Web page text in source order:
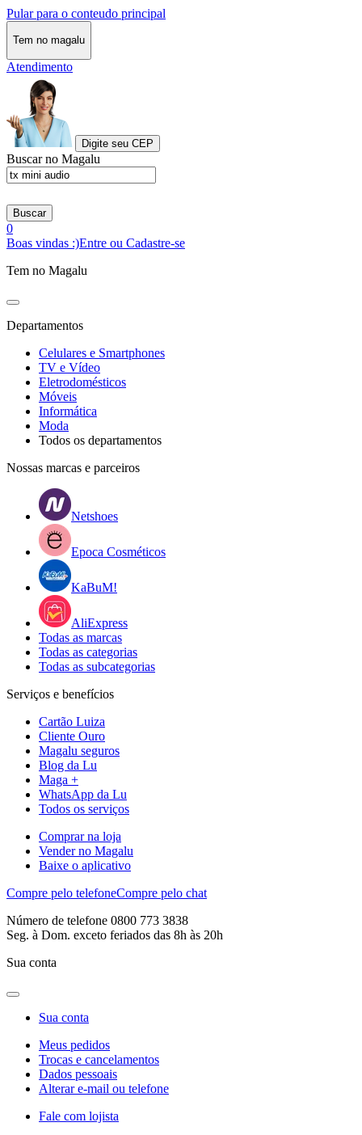
Pular para o conteudo principal
Tem no magalu
Atendimento
Digite seu CEP
Buscar no Magalu
Buscar
0
Boas vindas :)Entre ou Cadastre-se
Tem no Magalu
Departamentos
Celulares e Smartphones
TV e Vídeo
Eletrodomésticos
Móveis
Informática
Moda
Todos os departamentos
Nossas marcas e parceiros
Netshoes
Epoca Cosméticos
KaBuM!
AliExpress
Todas as marcas
Todas as categorias
Todas as subcategorias
Serviços e benefícios
Cartão Luiza
Cliente Ouro
Magalu seguros
Blog da Lu
Maga +
WhatsApp da Lu
Todos os serviços
Comprar na loja
Vender no Magalu
Baixe o aplicativo
Compre pelo telefoneCompre pelo chat
Número de telefone 0800 773 3838
Seg. à Dom. exceto feriados das 8h às 20h
Sua conta
Sua conta
Meus pedidos
Trocas e cancelamentos
Dados pessoais
Alterar e-mail ou telefone
Fale com lojista